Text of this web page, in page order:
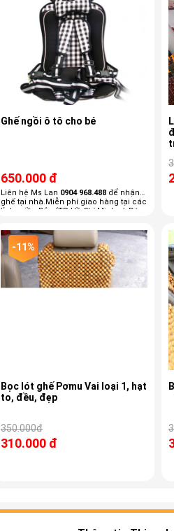
Ghế ngồi ô tô cho bé
650.000 đ
Liên hệ Ms Lan 0904 968.488 để nhận
ghế tại nhà.Miễn phí giao hàng tại các
tỉnh miền Bắc (TP Hồ Chí Minh và Đà
-11%
Bọc lót ghế Pơmu Vai loại 1, hạt
to, đều, đẹp
350.000đ
310.000 đ